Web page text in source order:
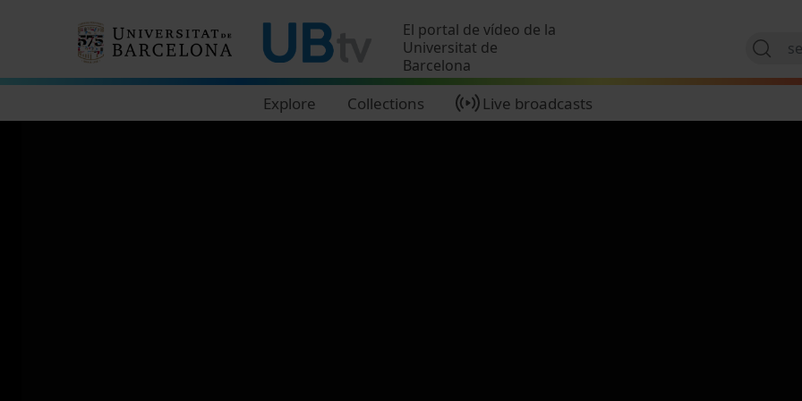
El portal de vídeo de la
Universitat de
Barcelona
Explore Collections Live broadcasts